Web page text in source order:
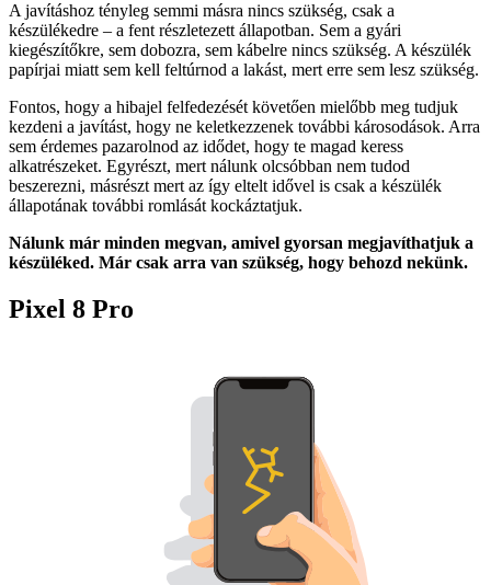
A javításhoz tényleg semmi másra nincs szükség, csak a
készülékedre – a fent részletezett állapotban. Sem a gyári
kiegészítőkre, sem dobozra, sem kábelre nincs szükség. A készülék
papírjai miatt sem kell feltúrnod a lakást, mert erre sem lesz szükség.
Fontos, hogy a hibajel felfedezését követően mielőbb meg tudjuk
kezdeni a javítást, hogy ne keletkezzenek további károsodások. Arra
sem érdemes pazarolnod az idődet, hogy te magad keress
alkatrészeket. Egyrészt, mert nálunk olcsóbban nem tudod
beszerezni, másrészt mert az így eltelt idővel is csak a készülék
állapotának további romlását kockáztatjuk.
Nálunk már minden megvan, amivel gyorsan megjavíthatjuk a
készüléked. Már csak arra van szükség, hogy behozd nekünk.
Pixel 8 Pro